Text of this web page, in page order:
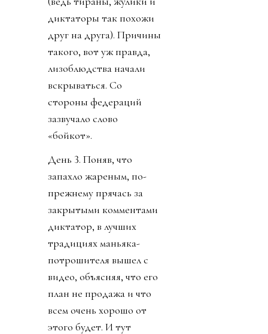
диктаторы так похожи
друг на друга). Причины
такого, вот уж правда,
лизоблюдства начали
вскрываться. Со
стороны федераций
зазвучало слово
«бойкот».
День 3. Поняв, что
запахло жареным, по-
прежнему прячась за
закрытыми комментами
диктатор, в лучших
традициях маньяка-
потрошителя вышел с
видео, объясняя, что его
план не продажа и что
всем очень хорошо от
этого будет. И тут